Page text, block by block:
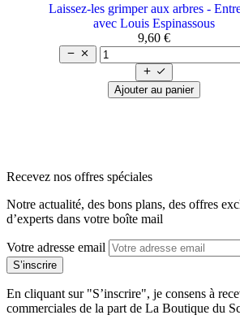
Laissez-les grimper aux arbres -
avec Louis Espinassous
9,60 €




Ajouter au panier
Recevez nos offres spéciales
Notre actualité, des bons plans, des offres
d’experts dans votre boîte mail
Votre adresse email
En cliquant sur "S’inscrire", je consens à
commerciales de la part de La Boutique du